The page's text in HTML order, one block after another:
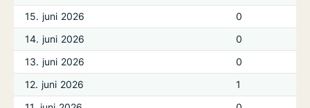
15. juni 2026
0
14. juni 2026
0
13. juni 2026
0
12. juni 2026
1